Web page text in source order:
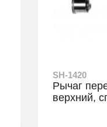
SH-1420
Рычаг
верхний,